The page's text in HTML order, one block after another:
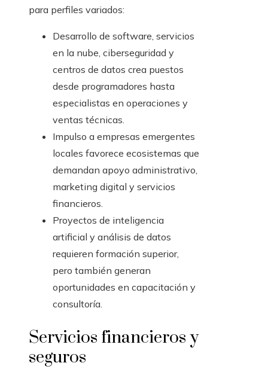
para perfiles variados:
Desarrollo de software, servicios
en la nube, ciberseguridad y
centros de datos crea puestos
desde programadores hasta
especialistas en operaciones y
ventas técnicas.
Impulso a empresas emergentes
locales favorece ecosistemas que
demandan apoyo administrativo,
marketing digital y servicios
financieros.
Proyectos de inteligencia
artificial y análisis de datos
requieren formación superior,
pero también generan
oportunidades en capacitación y
consultoría.
Servicios financieros y
seguros